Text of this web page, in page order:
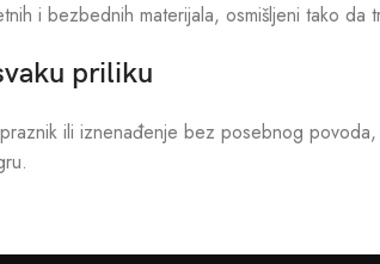
i bezbednih materijala, osmišljeni tako da
priliku
ili iznenađenje bez posebnog povoda,